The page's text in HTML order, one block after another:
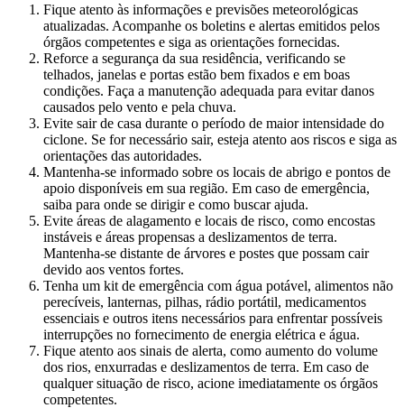
Fique atento às informações e previsões meteorológicas
atualizadas. Acompanhe os boletins e alertas emitidos pelos
órgãos competentes e siga as orientações fornecidas.
Reforce a segurança da sua residência, verificando se
telhados, janelas e portas estão bem fixados e em boas
condições. Faça a manutenção adequada para evitar danos
causados pelo vento e pela chuva.
Evite sair de casa durante o período de maior intensidade do
ciclone. Se for necessário sair, esteja atento aos riscos e siga as
orientações das autoridades.
Mantenha-se informado sobre os locais de abrigo e pontos de
apoio disponíveis em sua região. Em caso de emergência,
saiba para onde se dirigir e como buscar ajuda.
Evite áreas de alagamento e locais de risco, como encostas
instáveis e áreas propensas a deslizamentos de terra.
Mantenha-se distante de árvores e postes que possam cair
devido aos ventos fortes.
Tenha um kit de emergência com água potável, alimentos não
perecíveis, lanternas, pilhas, rádio portátil, medicamentos
essenciais e outros itens necessários para enfrentar possíveis
interrupções no fornecimento de energia elétrica e água.
Fique atento aos sinais de alerta, como aumento do volume
dos rios, enxurradas e deslizamentos de terra. Em caso de
qualquer situação de risco, acione imediatamente os órgãos
competentes.